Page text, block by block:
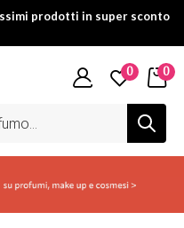
prodotti in super sconto
nella sezione saldi: il
Clicca qui
0 0